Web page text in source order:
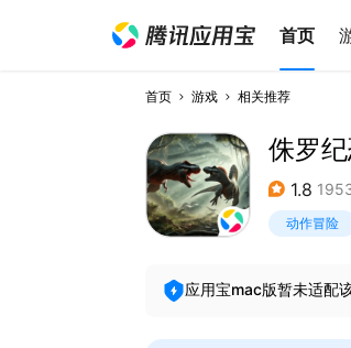
首页
首页 游戏 相关推荐
侏罗
1.8
动作冒险
应用宝mac版暂未适配